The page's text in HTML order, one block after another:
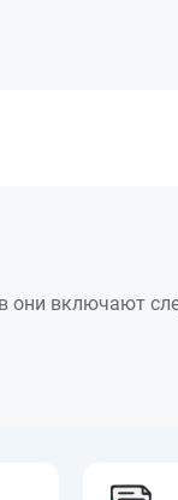
они включают